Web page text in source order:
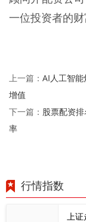
一位投资者的财
上一篇： AI人工智
增值
下一篇： 股票配资
率
行情指数
上